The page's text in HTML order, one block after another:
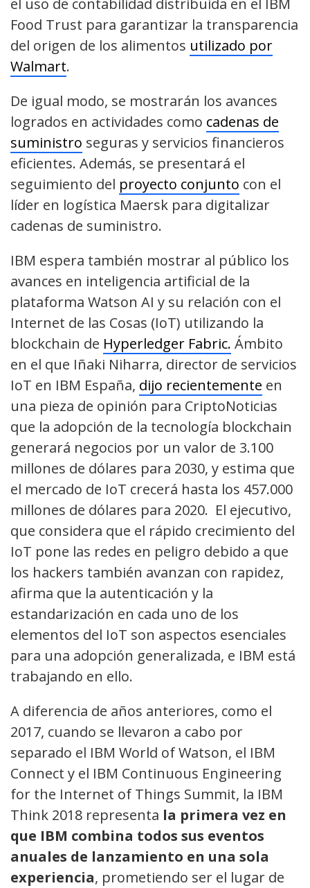
el uso de contabilidad distribuida en el IBM
Food Trust para garantizar la transparencia
del origen de los alimentos utilizado por
Walmart.
De igual modo, se mostrarán los avances
logrados en actividades como cadenas de
suministro seguras y servicios financieros
eficientes. Además, se presentará el
seguimiento del proyecto conjunto con el
líder en logística Maersk para digitalizar
cadenas de suministro.
IBM espera también mostrar al público los
avances en inteligencia artificial de la
plataforma Watson AI y su relación con el
Internet de las Cosas (IoT) utilizando la
blockchain de Hyperledger Fabric. Ámbito
en el que Iñaki Niharra, director de servicios
IoT en IBM España, dijo recientemente en
una pieza de opinión para CriptoNoticias
que la adopción de la tecnología blockchain
generará negocios por un valor de 3.100
millones de dólares para 2030, y estima que
el mercado de IoT crecerá hasta los 457.000
millones de dólares para 2020. El ejecutivo,
que considera que el rápido crecimiento del
IoT pone las redes en peligro debido a que
los hackers también avanzan con rapidez,
afirma que la autenticación y la
estandarización en cada uno de los
elementos del IoT son aspectos esenciales
para una adopción generalizada, e IBM está
trabajando en ello.
A diferencia de años anteriores, como el
2017, cuando se llevaron a cabo por
separado el IBM World of Watson, el IBM
Connect y el IBM Continuous Engineering
for the Internet of Things Summit, la IBM
Think 2018 representa la primera vez en
que IBM combina todos sus eventos
anuales de lanzamiento en una sola
experiencia, prometiendo ser el lugar de